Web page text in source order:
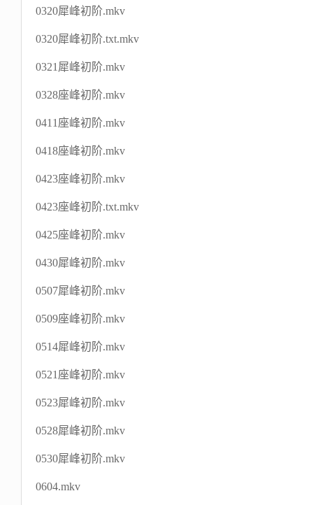
0320犀峰初阶.mkv
0320犀峰初阶.txt.mkv
0321犀峰初阶.mkv
0328座峰初阶.mkv
0411座峰初阶.mkv
0418座峰初阶.mkv
0423座峰初阶.mkv
0423座峰初阶.txt.mkv
0425座峰初阶.mkv
0430犀峰初阶.mkv
0507犀峰初阶.mkv
0509座峰初阶.mkv
0514犀峰初阶.mkv
0521座峰初阶.mkv
0523犀峰初阶.mkv
0528犀峰初阶.mkv
0530犀峰初阶.mkv
0604.mkv